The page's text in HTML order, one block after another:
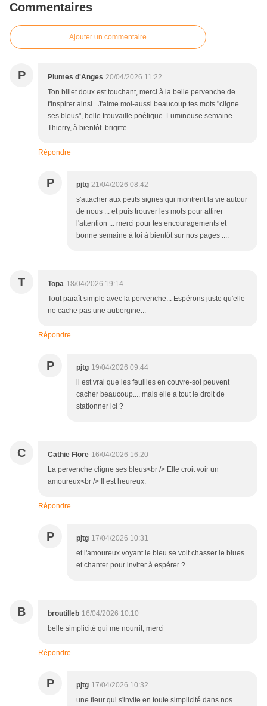
Commentaires
Ajouter un commentaire
P Plumes d'Anges 20/04/2026 11:22
Ton billet doux est touchant, merci à la belle pervenche de
t'inspirer ainsi...J'aime moi-aussi beaucoup tes mots "cligne
ses bleus", belle trouvaille poétique. Lumineuse semaine
Thierry, à bientôt. brigitte
Répondre
P pjtg 21/04/2026 08:42
s'attacher aux petits signes qui montrent la vie autour
de nous ... et puis trouver les mots pour attirer
l'attention ... merci pour tes encouragements et
bonne semaine à toi à bientôt sur nos pages ....
T Topa 18/04/2026 19:14
Tout paraît simple avec la pervenche... Espérons juste qu'elle
ne cache pas une aubergine...
Répondre
P pjtg 19/04/2026 09:44
il est vrai que les feuilles en couvre-sol peuvent
cacher beaucoup.... mais elle a tout le droit de
stationner ici ?
C Cathie Flore 16/04/2026 16:20
La pervenche cligne ses bleus<br /> Elle croit voir un
amoureux<br /> Il est heureux.
Répondre
P pjtg 17/04/2026 10:31
et l'amoureux voyant le bleu se voit chasser le blues
et chanter pour inviter à espérer ?
B broutilleb 16/04/2026 10:10
belle simplicité qui me nourrit, merci
Répondre
P pjtg 17/04/2026 10:32
une fleur qui s'invite en toute simplicité dans nos